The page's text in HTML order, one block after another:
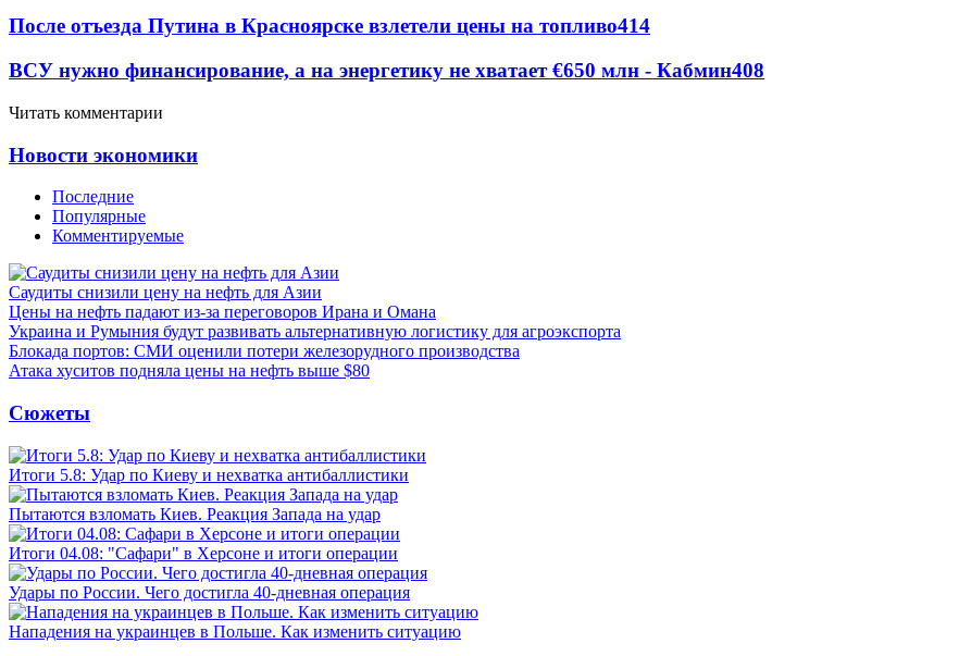
После отъезда Путина в Красноярске взлетели цены на топливо414
ВСУ нужно финансирование, а на энергетику не хватает €650 млн - Кабмин408
Читать комментарии
Новости экономики
Последние
Популярные
Комментируемые
Саудиты снизили цену на нефть для Азии
Цены на нефть падают из-за переговоров Ирана и Омана
Украина и Румыния будут развивать альтернативную логистику для агроэкспорта
Блокада портов: СМИ оценили потери железорудного производства
Атака хуситов подняла цены на нефть выше $80
Сюжеты
Итоги 5.8: Удар по Киеву и нехватка антибаллистики
Пытаются взломать Киев. Реакция Запада на удар
Итоги 04.08: "Сафари" в Херсоне и итоги операции
Удары по России. Чего достигла 40-дневная операция
Нападения на украинцев в Польше. Как изменить ситуацию